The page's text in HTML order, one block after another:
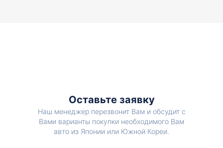
Оставьте заявку
Наш менеджер перезвонит Вам и обсудит с
Вами варианты покупки необходимого Вам
авто из Японии или Южной Кореи.